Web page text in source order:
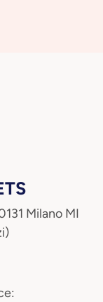
Milano MI